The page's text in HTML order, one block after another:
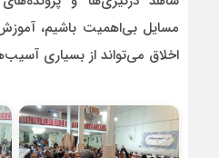
مسایل بی‌اهمیت باشیم،
اخلاق می‌تواند از بسیاری